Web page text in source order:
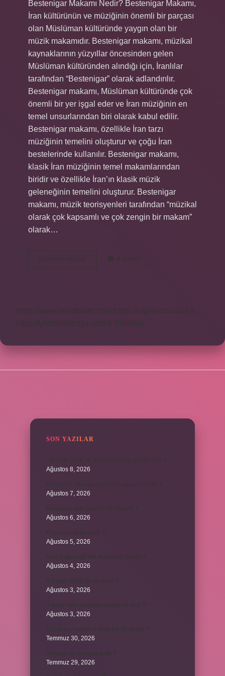
Bestenigar Makamı Nedir? Bestenigar Makamı,
İran kültürünün ve müziğinin önemli bir parçası
olan Müslüman kültüründe yaygın olan bir
müzik makamıdır. Bestenigar makamı, müzikal
kaynaklarının yüzyıllar öncesinden gelen
Müslüman kültüründen alındığı için, İranlılar
tarafından “Bestenigar” olarak adlandırılır.
Bestenigar makamı, Müslüman kültüründe çok
önemli bir yer işgal eder ve İran müziğinin en
temel unsurlarından biri olarak kabul edilir.
Bestenigar makamı, özellikle İran tarzı
müziğinin temelini oluşturur ve çoğu İran
bestelerinde kullanılır. Bestenigar makamı,
klasik İran müziğinin temel makamlarından
biridir ve özellikle İran’ın klasik müzik
geleneğinin temelini oluşturur. Bestenigar
makamı, müzik teorisyenleri tarafından “müzikal
olarak çok kapsamlı ve çok zengin bir makam”
olarak…
Devamını okuyun
Bestenigar
Makamı
6 Yorum
https://www.seraforum.com
https://cigerricco.com.tr
https://yildirimmedya.com.tr Sitemap
SON YAZILAR
Ağustos 8, 2026
Ağustos 7, 2026
Ağustos 6, 2026
Ağustos 5, 2026
Ağustos 4, 2026
Ağustos 3, 2026
Ağustos 3, 2026
Temmuz 30, 2026
Temmuz 29, 2026